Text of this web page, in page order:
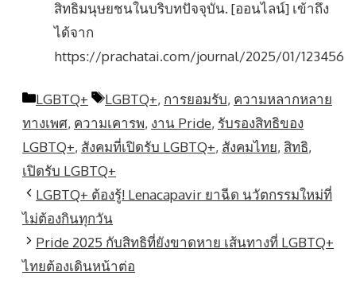
สิทธิมนุษยชนในบริบทปัจจุบัน. [ออนไลน์] เข้าถึง
ได้จาก
https://prachatai.com/journal/2025/01/123456
Categories
LGBTQ+ Tags
LGBTQ+, การยอมรับ, ความหลากหลาย
ทางเพศ, ความเคารพ, งาน Pride, รับรองสิทธิของ
LGBTQ+, สังคมที่เปิดรับ LGBTQ+, สังคมไทย, สิทธิ,
เปิดรับ LGBTQ+
LGBTQ+ ต้องรู้! Lenacapavir ยาฉีด นวัตกรรมใหม่ที่
ไม่ต้องกินทุกวัน
Pride 2025 กับสิทธิที่ยังขาดหาย เส้นทางที่ LGBTQ+
ไทยต้องเดินหน้าต่อ